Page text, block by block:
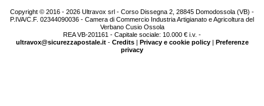
Copyright © 2016 - 2026 Ultravox srl - Corso Dissegna 2, 28845 Domodossola (VB) -
P.IVA/C.F. 02344090036 - Camera di Commercio Industria Artigianato e Agricoltura del
Verbano Cusio Ossola
REA VB-201161 - Capitale sociale: 10.000 € i.v. -
ultravox@sicurezzapostale.it- Credits| Privacy e cookie policy|
Preferenze
privacy